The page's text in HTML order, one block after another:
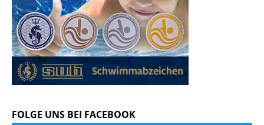
FOLGE UNS BEI FACEBOOK